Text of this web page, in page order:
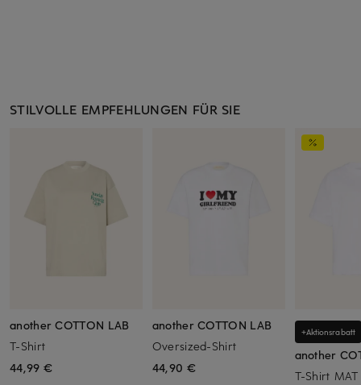
STILVOLLE EMPFEHLUNGEN FÜR SIE
another COTTON LAB
T-Shirt
44,99 €
another COTTON LAB
Oversized-Shirt
44,90 €
+Aktionsrabatt
another
T-Shirt MAT